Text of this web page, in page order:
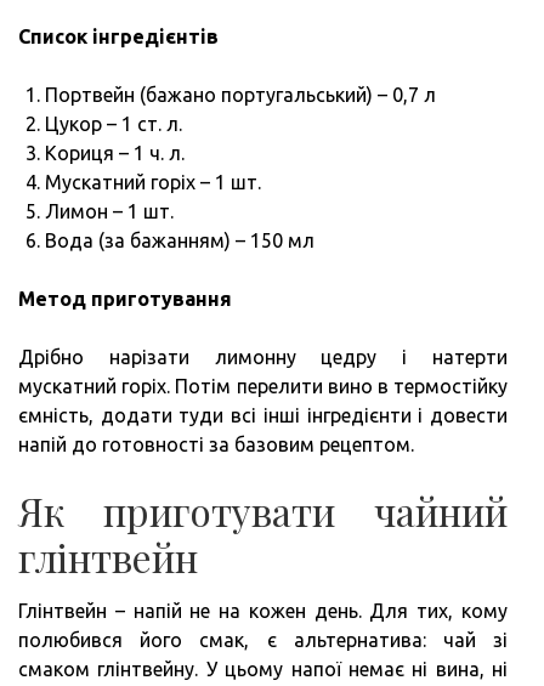
Список інгредієнтів
Портвейн (бажано португальський) – 0,7 л
Цукор – 1 ст. л.
Кориця – 1 ч. л.
Мускатний горіх – 1 шт.
Лимон – 1 шт.
Вода (за бажанням) – 150 мл
Метод приготування
Дрібно нарізати лимонну цедру і натерти
мускатний горіх. Потім перелити вино в термостійку
ємність, додати туди всі інші інгредієнти і довести
напій до готовності за базовим рецептом.
Як приготувати чайний
глінтвейн
Глінтвейн – напій не на кожен день. Для тих, кому
полюбився його смак, є альтернатива: чай зі
смаком глінтвейну. У цьому напої немає ні вина, ні